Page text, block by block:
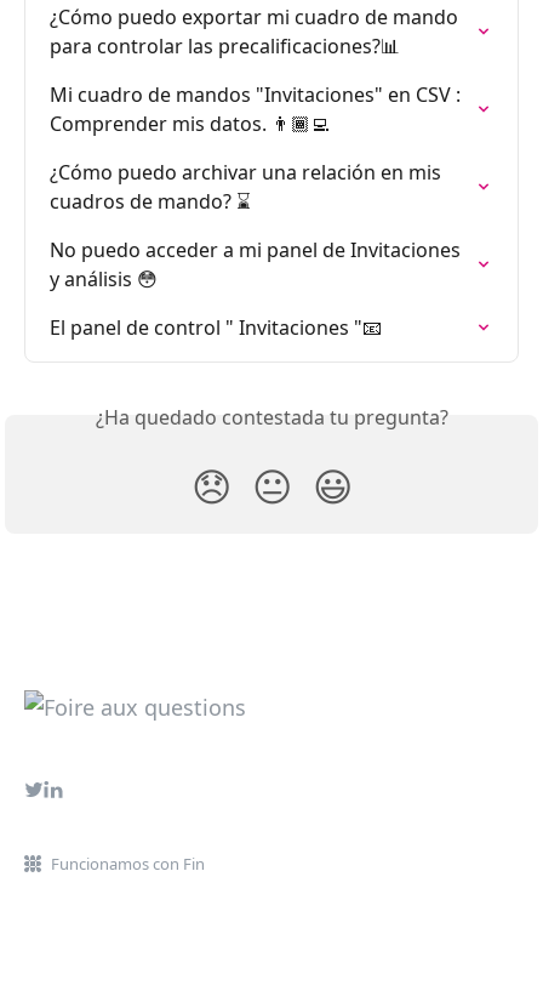
¿Cómo puedo exportar mi cuadro de mando
para controlar las precalificaciones?📊
Mi cuadro de mandos "Invitaciones" en CSV :
Comprender mis datos. 👨🏾‍💻
¿Cómo puedo archivar una relación en mis
cuadros de mando? ⌛️
No puedo acceder a mi panel de Invitaciones
y análisis 😳
El panel de control " Invitaciones "📧
¿Ha quedado contestada tu pregunta?
😞 😐 😃
Funcionamos con Fin